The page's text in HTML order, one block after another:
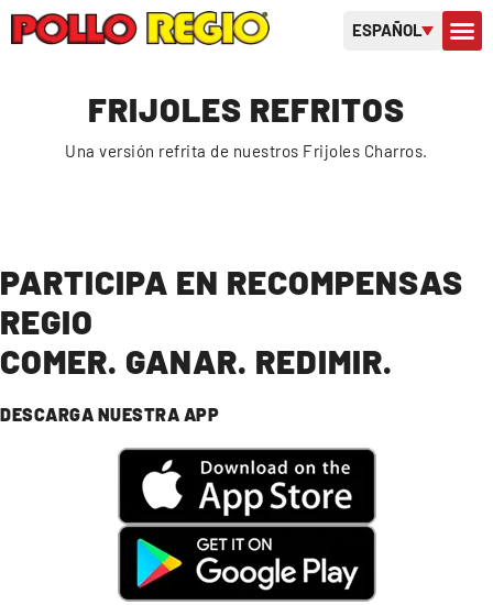
ESPAÑOL
FRIJOLES REFRITOS
Una versión refrita de nuestros Frijoles Charros.
PARTICIPA EN RECOMPENSAS
REGIO
COMER. GANAR. REDIMIR.
DESCARGA NUESTRA APP